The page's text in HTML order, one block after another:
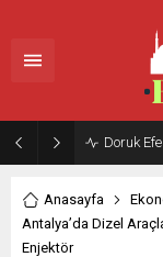
Anasayfa
Antalya’da Dizel
Enjektör